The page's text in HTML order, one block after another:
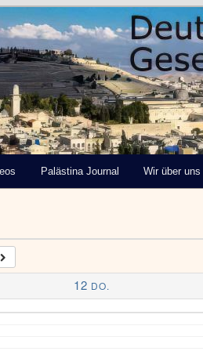
Palästina Journal Wir über uns
12 DO.